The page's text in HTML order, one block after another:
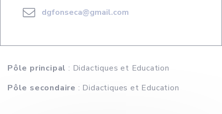
dgfonseca@gmail.com
Pôle principal : Didactiques et Education
Pôle secondaire : Didactiques et Education